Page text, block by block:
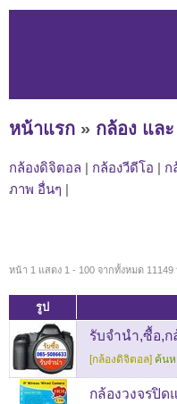
หน้าแรก » กล้อง แล
กล้องดิจิตอล | กล้องวีดีโอ | ก
ภาพ อื่นๆ |
หน้า 1 แสดง 1 - 100 จากทั้งหมด 11149
รูป
รับจำนำ,ซื้อ,ก
[กล้องดิจิตอล] ค้นห
กล้องวงจรปิด